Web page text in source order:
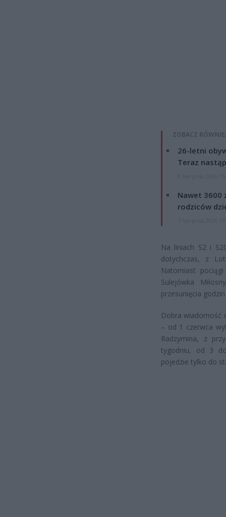
ZOBACZ
26-letni
Teraz
Nawet 3600
rodziców
Na liniach S2 i
dotychczas, z
Natomiast
Sulejówka
przesunięcia
Dobra wiadomość
– od 1 czerwca
Radzymina, z
tygodniu, od 3
pojedzie tylko do